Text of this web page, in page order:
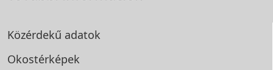
Közérdekű adatok
Okostérképek